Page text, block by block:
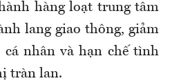
hàng loạt trung tâm
lang giao thông, giảm
cá nhân và hạn chế tình
tràn lan.